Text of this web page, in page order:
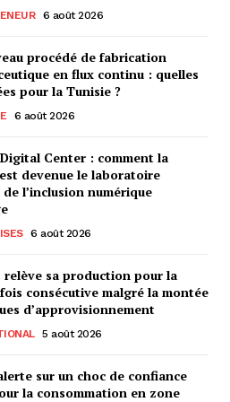
6 août 2026
procédé de fabrication
en flux continu : quelles
pour la Tunisie ?
6 août 2026
Center : comment la
devenue le laboratoire
l’inclusion numérique
6 août 2026
relève sa production pour la
consécutive malgré la montée
d’approvisionnement
5 août 2026
sur un choc de confiance
la consommation en zone